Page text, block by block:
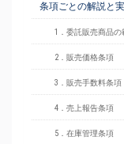
条項ごとの解説と
1．委託販売商品の
2．販売価格条項
3．販売手数料条項
4．売上報告条項
5．在庫管理条項